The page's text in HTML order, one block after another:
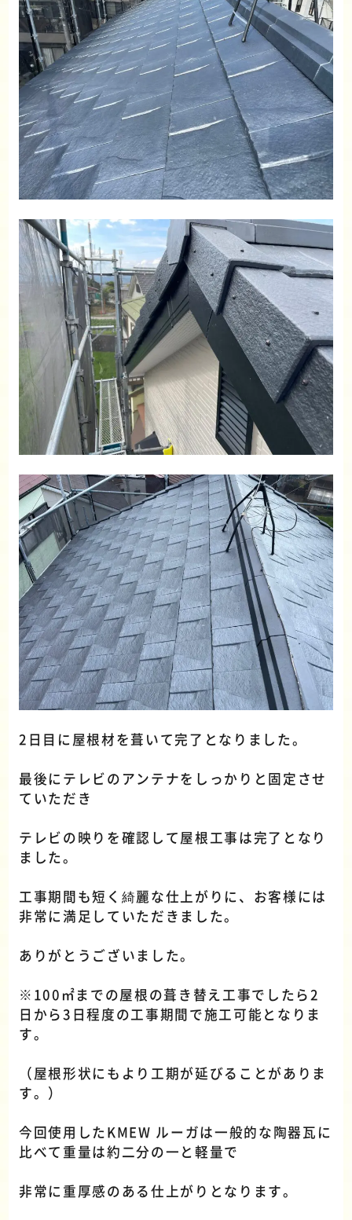
2日目に屋根材を葺いて完了となりました。
最後にテレビのアンテナをしっかりと固定させ
ていただき
テレビの映りを確認して屋根工事は完了となり
ました。
工事期間も短く綺麗な仕上がりに、お客様には
非常に満足していただきました。
ありがとうございました。
※100㎡までの屋根の葺き替え工事でしたら2
日から3日程度の工事期間で施工可能となりま
す。
（屋根形状にもより工期が延びることがありま
す。）
今回使用したKMEW ルーガは一般的な陶器瓦に
比べて重量は約二分の一と軽量で
非常に重厚感のある仕上がりとなります。